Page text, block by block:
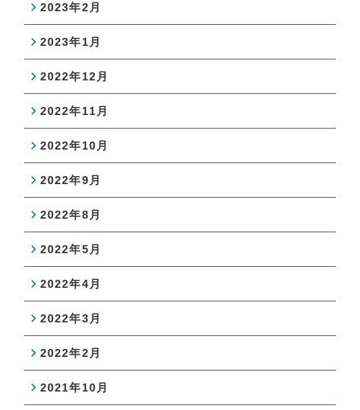
2023年2月
2023年1月
2022年12月
2022年11月
2022年10月
2022年9月
2022年8月
2022年5月
2022年4月
2022年3月
2022年2月
2021年10月